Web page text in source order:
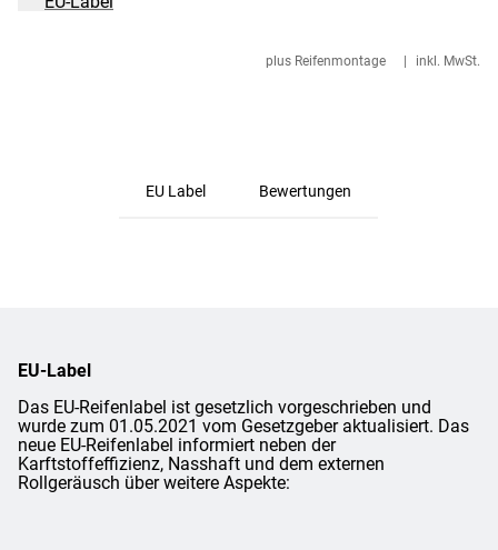
plus Reifenmontage inkl. MwSt.
EU Label Bewertungen
EU-Label
Das EU-Reifenlabel ist gesetzlich vorgeschrieben und
wurde zum 01.05.2021 vom Gesetzgeber aktualisiert. Das
neue EU-Reifenlabel informiert neben der
Karftstoffeffizienz, Nasshaft und dem externen
Rollgeräusch über weitere Aspekte: